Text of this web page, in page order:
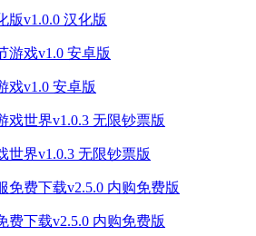
版v1.0.0 汉化版
戏v1.0 安卓版
世界v1.0.3 无限钞票版
费下载v2.5.0 内购免费版